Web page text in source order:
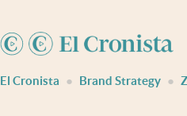
El Cronista Brand Strategy